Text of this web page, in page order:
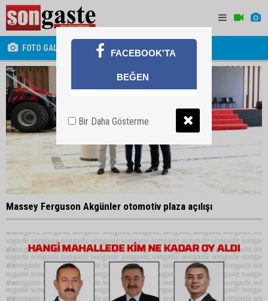
FOTO GALERİ
Massey Ferguson Akgünler otomotiv plaza açılışı
FACEBOOK'TA
BEĞEN
Bir Daha Gösterme